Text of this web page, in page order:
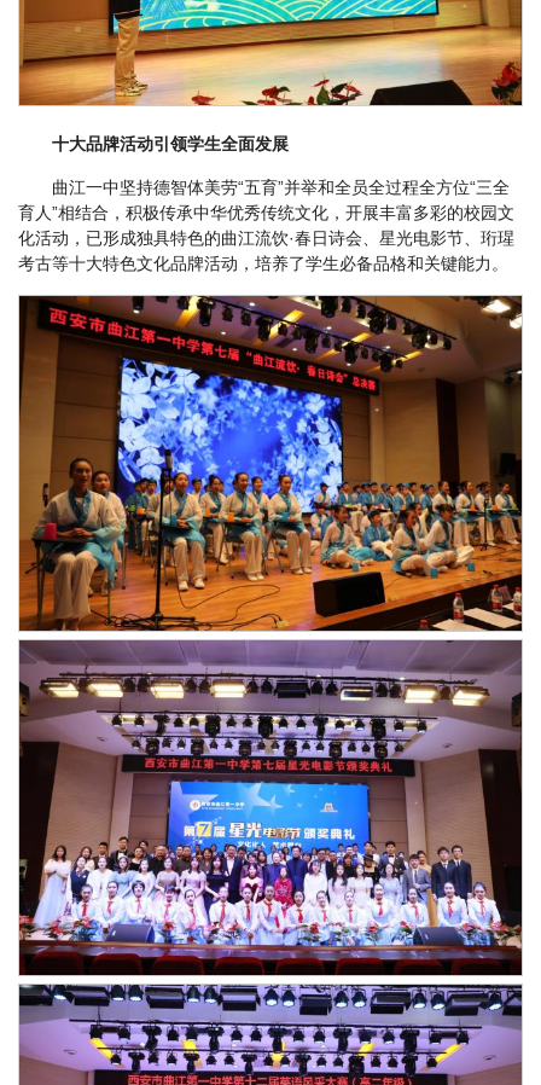
十大品牌活动引领学生全面发展
曲江一中坚持德智体美劳“五育”并举和全员全过程全方位“三全
育人”相结合，积极传承中华优秀传统文化，开展丰富多彩的校园文
化活动，已形成独具特色的曲江流饮·春日诗会、星光电影节、珩瑆
考古等十大特色文化品牌活动，培养了学生必备品格和关键能力。